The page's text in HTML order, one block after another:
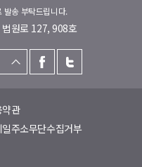
발송 부탁드립니다.
원로 127, 908호
약관
일주소무단수집거부